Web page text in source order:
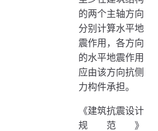
的两个主轴方向
分别计算水平地
震作用，各方向
的水平地震作用
应由该方向抗侧
力构件承担。
《建筑抗震设计
规范》